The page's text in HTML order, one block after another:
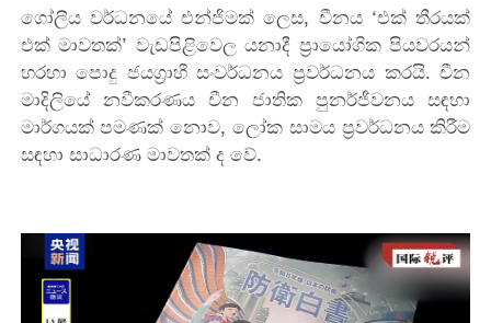
ගෝලීය වර්ධනයේ එන්ජිමක් ලෙස, චීනය ‘එක් තීරයක්
එක් මාවතක්’ වැඩපිළිවෙල යනාදී ප්‍රායෝගික පියවරයන්
හරහා පොදු ජයග්‍රාහී සංවර්ධනය ප්‍රවර්ධනය කරයි. චීන
මාදිලියේ නවීකරණය චීන ජාතික පුනර්ජීවනය සඳහා
මාර්ගයක් පමණක් නොව, ලෝක සාමය ප්‍රවර්ධනය කිරීම
සඳහා සාධාරණ මාවතක් ද වේ.